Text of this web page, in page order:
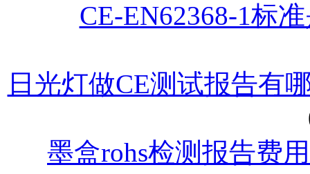
CE-EN62368-1标
日光灯做CE测试报告有
墨盒rohs检测报告费